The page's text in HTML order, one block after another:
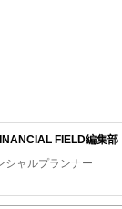
FIELD編集
シャルプランナー
編集部は、金融、経